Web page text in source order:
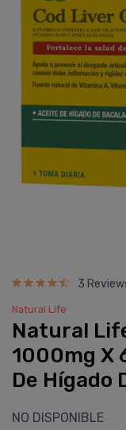
3
Natural Life
Natural
1000mg X
De Hí­gado
NO DISPONIBLE